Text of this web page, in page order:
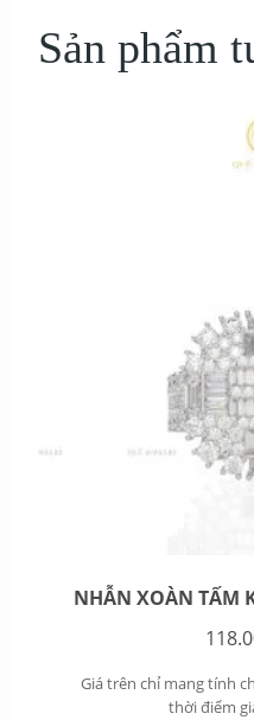
Sản phẩm
NHẪN XOÀN TẤM
Giá trên chỉ mang tính
thời điểm